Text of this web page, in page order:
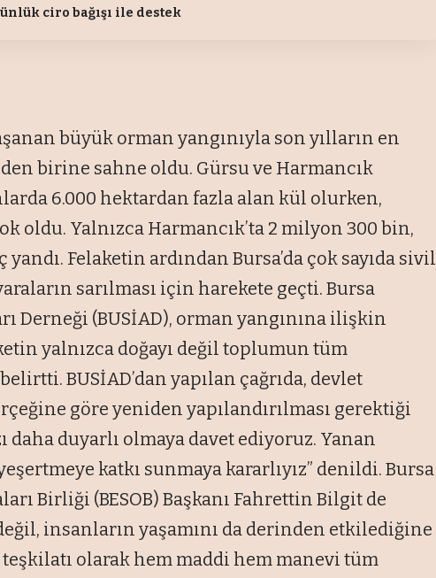
ciro bağışı ile destek
büyük orman yangınıyla son yılların en
birine sahne oldu. Gürsu ve Harmancık
6.000 hektardan fazla alan kül olurken,
oldu. Yalnızca Harmancık’ta 2 milyon 300 bin,
yandı. Felaketin ardından Bursa’da çok sayıda sivil
sarılması için harekete geçti. Bursa
Derneği (BUSİAD), orman yangınına ilişkin
yalnızca doğayı değil toplumun tüm
BUSİAD’dan yapılan çağrıda, devlet
göre yeniden yapılandırılması gerektiği
daha duyarlı olmaya davet ediyoruz. Yanan
katkı sunmaya kararlıyız” denildi. Bursa
Birliği (BESOB) Başkanı Fahrettin Bilgit de
insanların yaşamını da derinden etkilediğine
olarak hem maddi hem manevi tüm